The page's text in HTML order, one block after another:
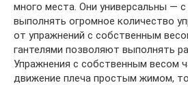
много места. Они универсальны —
выполнять огромное количество
от упражнений с собственным
гантелями позволяют выполнять
Упражнения с собственным весом
движение плеча простым жимом,